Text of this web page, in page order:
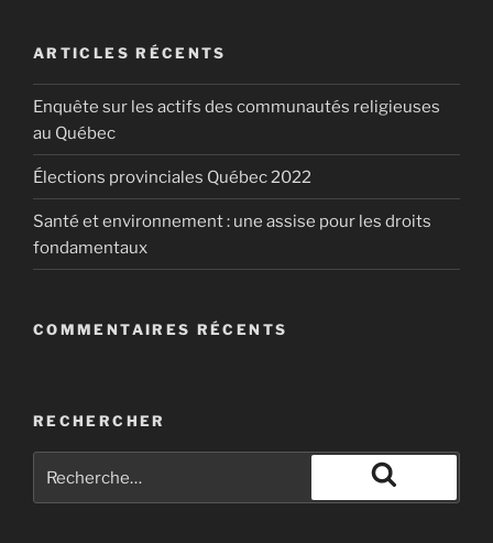
No is Not Enough | Naomi Klein
The election of Donald Trump is a dangerous
vision—a radical deregulation of the U.S. economy in
Naomi Klein et son pamphlet anti-Trump «Dire non ne
ARTICLES RÉCENTS
Enquête sur les actifs des communautés religieuses
au Québec
Élections provinciales Québec 2022
Santé et environnement : une assise pour les droits
fondamentaux
COMMENTAIRES RÉCENTS
RECHERCHER